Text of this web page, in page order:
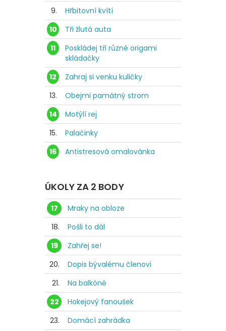
9.
Hřbitovní kvítí
10
Tři žlutá auta
11
Poskládej tři různé origami
skládačky
12
Zahraj si venku kuličky
13.
Obejmi památný strom
14
Motýlí rej
15.
Palačinky
16
Antistresová omalovánka
ÚKOLY ZA 2 BODY
17
Mraky na obloze
18.
Pošli to dál
19
Zahřej se!
20.
Dopis bývalému členovi
21.
Na balkóně
22
Hokejový fanoušek
23.
Domácí zahrádka